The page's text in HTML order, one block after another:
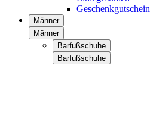
Geschenkgutschein
Männer
Männer
Barfußschuhe
Barfußschuhe